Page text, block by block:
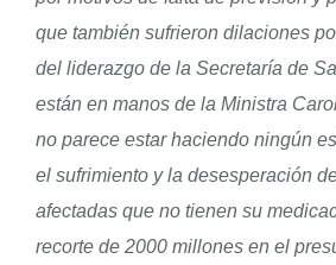
que también sufrieron dilaciones
del liderazgo de la Secretaría de
están en manos de la Ministra
no parece estar haciendo ningún
el sufrimiento y la desesperación
afectadas que no tienen su
recorte de 2000 millones en el